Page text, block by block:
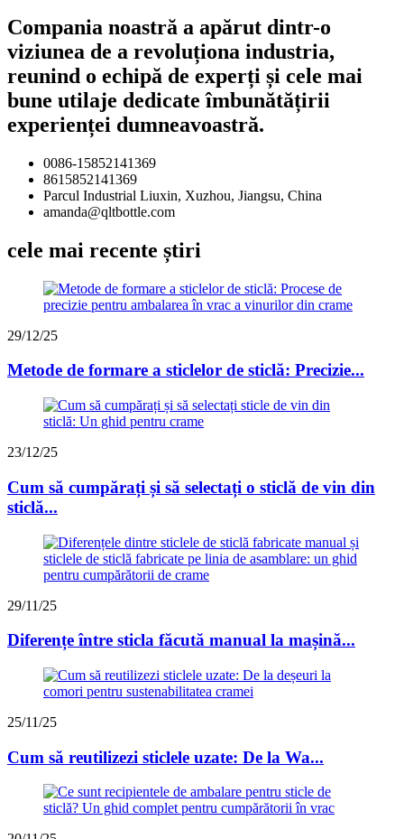
Compania noastră a apărut dintr-o
viziunea de a revoluționa industria,
reunind o echipă de experți și cele mai
bune utilaje dedicate îmbunătățirii
experienței dumneavoastră.
0086-15852141369
8615852141369
Parcul Industrial Liuxin, Xuzhou, Jiangsu, China
amanda@qltbottle.com
cele mai recente știri
29/12/25
Metode de formare a sticlelor de sticlă: Precizie...
23/12/25
Cum să cumpărați și să selectați o sticlă de vin din
sticlă...
29/11/25
Diferențe între sticla făcută manual la mașină...
25/11/25
Cum să reutilizezi sticlele uzate: De la Wa...